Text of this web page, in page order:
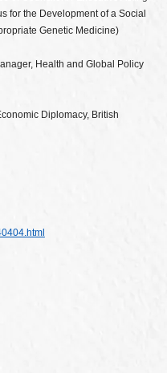
for the Development of a Social
Genetic Medicine)
Health and Global Policy
Diplomacy, British